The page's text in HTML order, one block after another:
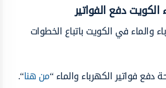
الكويت دفع الفواتير
والماء في الكويت باتباع الخطوات
دفع فواتير الكهرباء والماء “من هنا“.